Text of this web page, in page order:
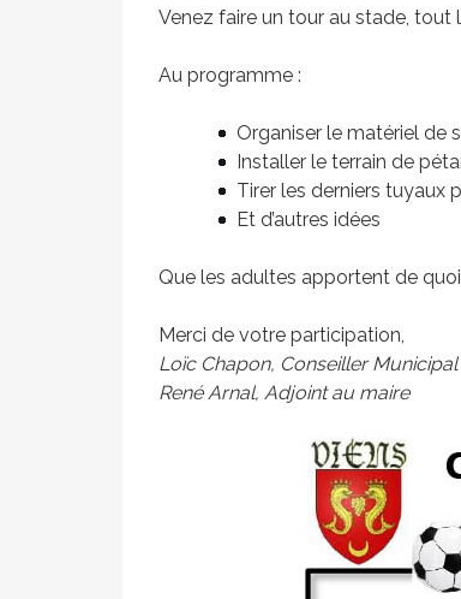
Venez faire un tour au stade,
Au programme :
Organiser le matériel de
Installer le terrain de
Tirer les derniers tuyaux
Et d’autres idées
Que les adultes apportent de
Merci de votre participation,
Loïc Chapon, Conseiller Municipal
René Arnal, Adjoint au maire